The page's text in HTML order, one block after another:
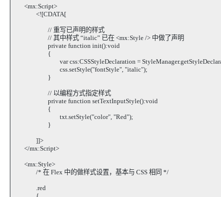
<mx:Script>
<![CDATA[
// 重写已声明的样式
// 其中样式 “italic” 已在 <mx:Style /> 中做了声明
private function init():void
{
var css:CSSStyleDeclaration =
css.setStyle("fontStyle", "italic");
}
// 以编程方式指定样式
private function setTextInputStyle():void
{
txt.setStyle("color", "Red");
}
]]>
</mx:Script>
<mx:Style>
/* 在 Flex 中的做样式设置，基本与 CSS 相同 */
.red